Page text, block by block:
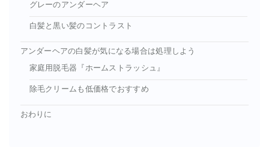
グレーのアンダーヘア
白髪と黒い髪のコントラスト
アンダーヘアの白髪が気になる場合は処理しよう
家庭用脱毛器『ホームストラッシュ』
除毛クリームも低価格でおすすめ
おわりに